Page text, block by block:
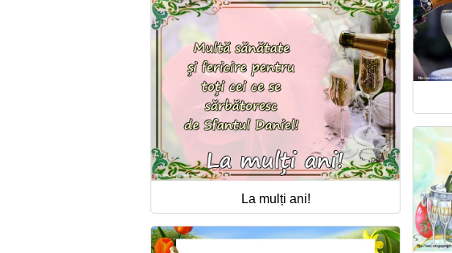
La mulți ani!